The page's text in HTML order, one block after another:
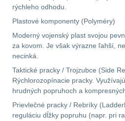
LIKVIDÁCIA SKLADU
(78)
Horolezectvo
Karabíny1
Laná2
rýchleho odhodu.
Plastové komponenty (Polyméry)
Moderný vojenský plast svojou
za kovom. Je však výrazne ľahší,
necinká.
Taktické pracky / Trojzubce (Side
Rýchlorozopínacie pracky.
hrudných popruhoch a
Prievlečné pracky / Rebríky
reguláciu dĺžky popruhu (napr. pri